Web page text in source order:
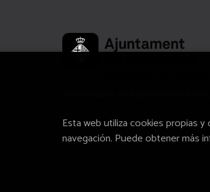
Esta web utiliza cookies propias
navegación. Puede obtener más